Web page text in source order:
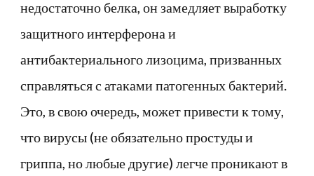
недостаточно белка, он замедляет выработку
защитного интерферона и
антибактериального лизоцима, призванных
справляться с атаками патогенных бактерий.
Это, в свою очередь, может привести к тому,
что вирусы (не обязательно простуды и
гриппа, но любые другие) легче проникают в